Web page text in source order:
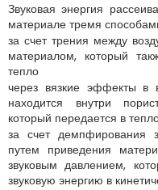
Звуковая энергия
материале тремя
за счет трения между
материалом, который
тепло
через вязкие эффекты в
находится внутри
который передается в
за счет демпфирования
путем приведения
звуковым давлением,
звуковую энергию в